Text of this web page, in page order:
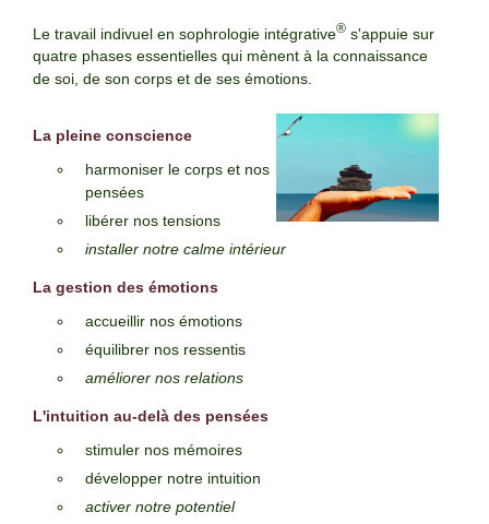
Le travail indivuel en sophrologie intégrative® s'appuie sur
quatre phases essentielles qui mènent à la connaissance
de soi, de son corps et de ses émotions.
La pleine conscience
harmoniser le corps et nos
pensées
libérer nos tensions
installer notre calme intérieur
La gestion des émotions
accueillir nos émotions
équilibrer nos ressentis
améliorer nos relations
L'intuition au-delà des pensées
stimuler nos mémoires
développer notre intuition
activer notre potentiel